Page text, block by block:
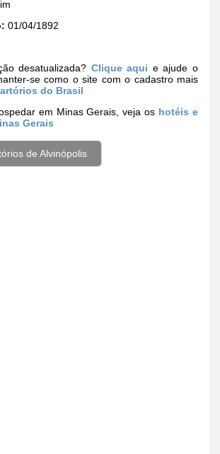
01/04/1892
desatualizada? Clique aqui e ajude o
se como o site com o cadastro mais
do Brasil
em Minas Gerais, veja os hotéis e
Gerais
de Alvinópolis